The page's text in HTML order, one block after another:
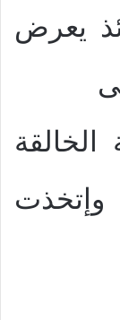
يعرض
الخالقة